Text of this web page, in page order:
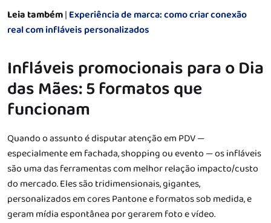
Leia também| Experiência de marca: como criar conexão
real com infláveis personalizados
Infláveis promocionais para o Dia
das Mães: 5 formatos que
funcionam
Quando o assunto é disputar atenção em PDV —
especialmente em fachada, shopping ou evento — os infláveis
são uma das ferramentas com melhor relação impacto/custo
do mercado. Eles são tridimensionais, gigantes,
personalizados em cores Pantone e formatos sob medida, e
geram mídia espontânea por gerarem foto e vídeo.